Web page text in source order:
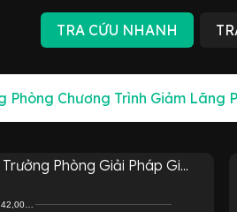
Trưởng Phòng Giải Pháp Gi...
42,00…